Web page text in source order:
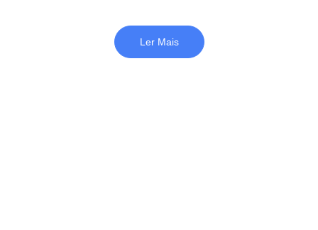
Ler Mais